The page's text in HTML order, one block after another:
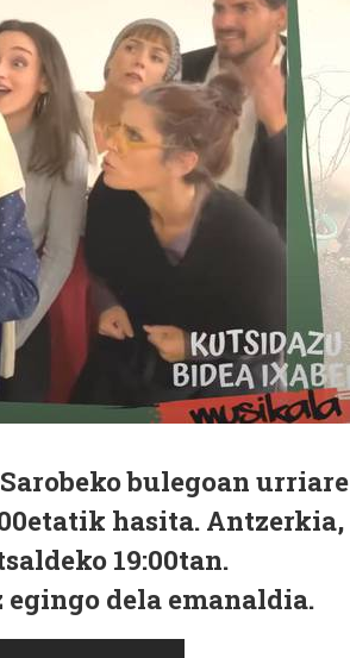
bulegoan
hasita. Antzerkia,
19:00tan.
dela emanaldia.